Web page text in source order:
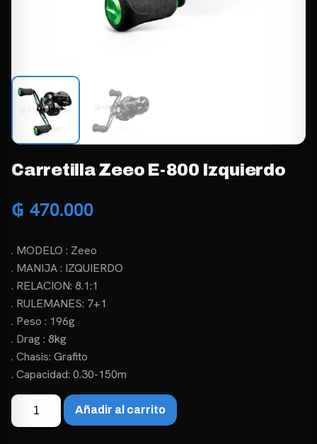
Carretilla Zeeo E-800 Izquierdo
₲ 470.000
. MODELO : Zeeo
. MANIJA : IZQUIERDO
. RELACION: 8.1:1
. RULEMANES: 7+1
. Peso : 196g
. Drag : 8kg
. Chasis: Grafito
. Capacidad: 0.30-150m
Carretilla
Zeeo
Añadir al carrito